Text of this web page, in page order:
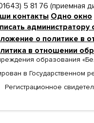
5 81 76 (приемная
контакты Одно окно
администратору
о политике в
в отношении
образования
в Государственном
Регистрационное